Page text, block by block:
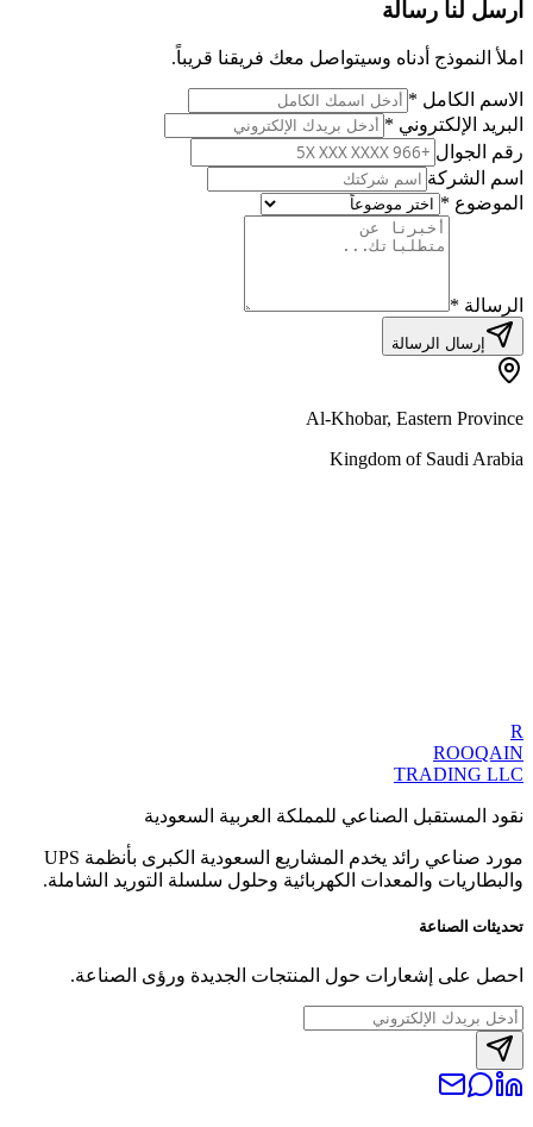
أرسل لنا رسالة
املأ النموذج أدناه وسيتواصل معك فريقنا قريباً.
الاسم الكامل *
البريد الإلكتروني *
رقم الجوال
اسم الشركة
الموضوع *
الرسالة *
إرسال الرسالة
Al-Khobar, Eastern Province
Kingdom of Saudi Arabia
R
ROOQAIN
TRADING LLC
نقود المستقبل الصناعي للمملكة العربية السعودية
مورد صناعي رائد يخدم المشاريع السعودية الكبرى بأنظمة UPS
والبطاريات والمعدات الكهربائية وحلول سلسلة التوريد الشاملة.
تحديثات الصناعة
احصل على إشعارات حول المنتجات الجديدة ورؤى الصناعة.